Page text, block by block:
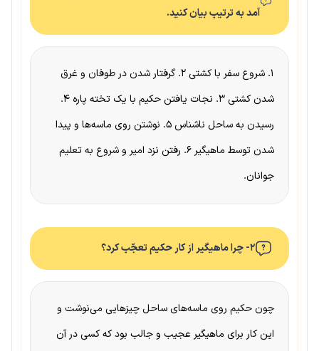
آمد به ترتیب بیان کنید.
۱. شروع سفر با کشتی ۲. گرفتار شدن در طوفان و غرق
شدن کشتی ۳. نجات یافتن حکیم با یک تخته پاره ۴.
رسیدن به ساحل ناشناس ۵. نوشتن روی ماسه‌ها و پیدا
شدن توسط ماهیگیر ۶. رفتن نزد امیر و شروع به تعلیم
جوانان.
۲- چرا ماهیگیر از کار حکیم تعجّب کرد؟
چون حکیم روی ماسه‌های ساحل چیزهایی می‌نوشت و
این کار برای ماهیگیر عجیب و جالب بود که کسی در آن